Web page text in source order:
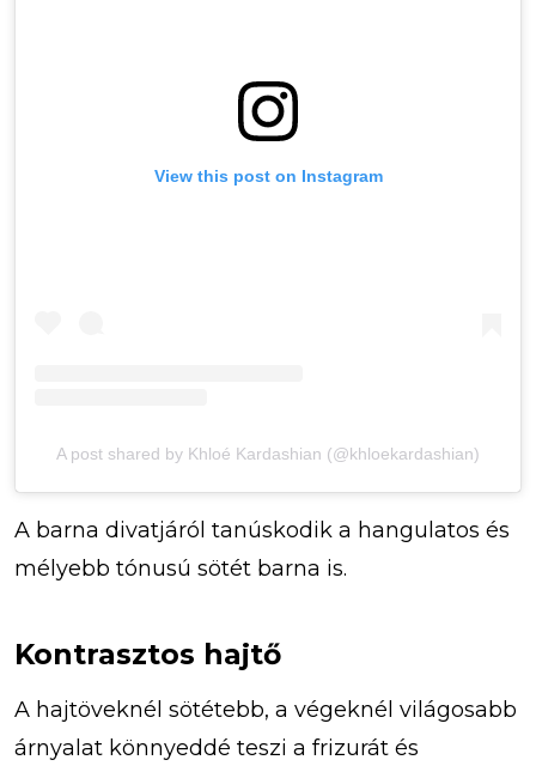
View this post on Instagram
A post shared by Khloé Kardashian (@khloekardashian)
A barna divatjáról tanúskodik a hangulatos és
mélyebb tónusú sötét barna is.
Kontrasztos hajtő
A hajtöveknél sötétebb, a végeknél világosabb
árnyalat könnyeddé teszi a frizurát és